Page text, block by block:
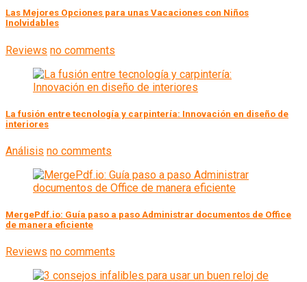
Las Mejores Opciones para unas Vacaciones con Niños
Inolvidables
Reviews no comments
La fusión entre tecnología y carpintería: Innovación en diseño de
interiores
Análisis no comments
MergePdf.io: Guía paso a paso Administrar documentos de Office
de manera eficiente
Reviews no comments